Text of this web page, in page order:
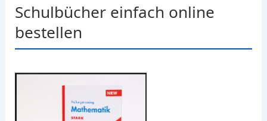
Schulbücher einfach online
bestellen